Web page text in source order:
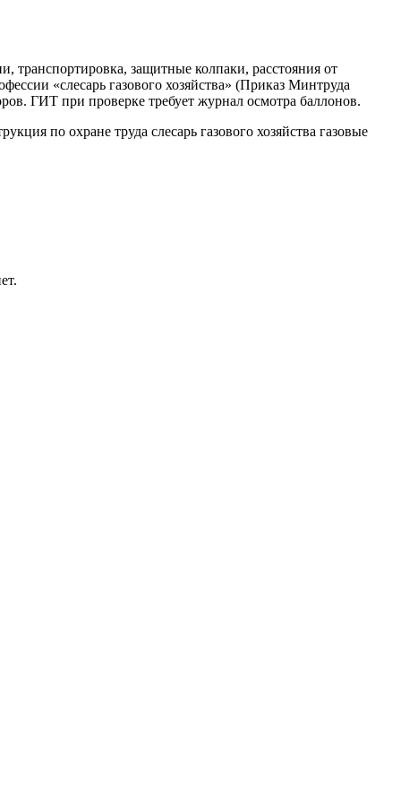
транспортировка, защитные колпаки, расстояния от
«слесарь газового хозяйства» (Приказ Минтруда
ГИТ при проверке требует журнал осмотра баллонов.
по охране труда слесарь газового хозяйства газовые